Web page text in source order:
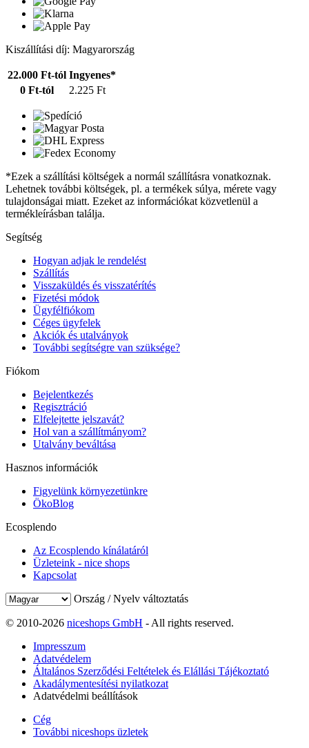
Kiszállítási díj: Magyarország
22.000 Ft-tól Ingyenes*
0 Ft-tól
2.225 Ft
*Ezek a szállítási költségek a normál szállításra vonatkoznak.
Lehetnek további költségek, pl. a termékek súlya, mérete vagy
tulajdonságai miatt. Ezeket az információkat közvetlenül a
termékleírásban találja.
Segítség
Hogyan adjak le rendelést
Szállítás
Visszaküldés és visszatérítés
Fizetési módok
Ügyfélfiókom
Céges ügyfelek
Akciók és utalványok
További segítségre van szüksége?
Fiókom
Bejelentkezés
Regisztráció
Elfelejtette jelszavát?
Hol van a szállítmányom?
Utalvány beváltása
Hasznos információk
Figyelünk környezetünkre
ÖkoBlog
Ecosplendo
Az Ecosplendo kínálatáról
Üzleteink - nice shops
Kapcsolat
Ország / Nyelv változtatás
© 2010-2026 niceshops GmbH - All rights reserved.
Impresszum
Adatvédelem
Általános Szerződési Feltételek és Elállási Tájékoztató
Akadálymentesítési nyilatkozat
Adatvédelmi beállítások
Cég
További niceshops üzletek